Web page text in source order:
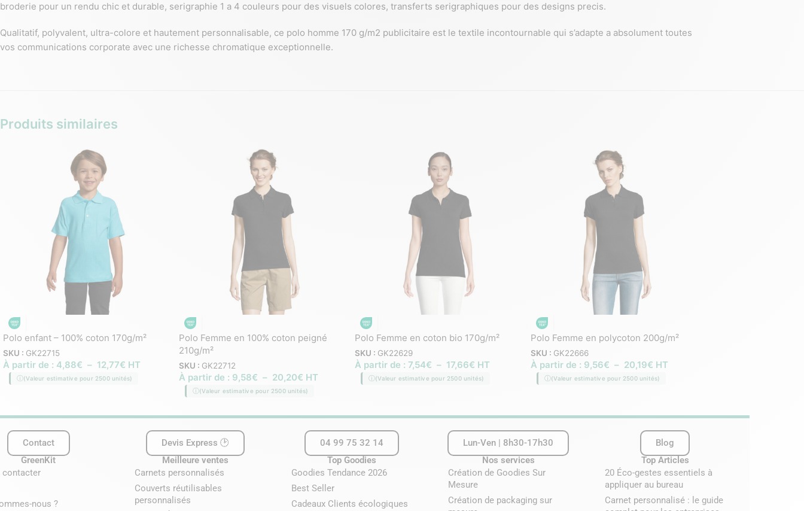
broderie pour un rendu chic et durable, serigraphie 1 a 4 couleurs pour des visuels colores, transferts serigraphiques pour des designs precis.
Qualitatif, polyvalent, ultra-colore et hautement personnalisable, ce polo homme 170 g/m2 publicitaire est le textile incontournable qui s’adapte a absolument toutes
vos communications corporate avec une richesse chromatique exceptionnelle.
Produits similaires
Polo enfant – 100% coton 170g/m²
SKU : GK22715
À partir de : 4,88€ – 12,77€ HT
(Valeur estimative pour 2500 unités)
Polo Femme en 100% coton peigné
210g/m²
SKU : GK22712
À partir de : 9,58€ – 20,20€ HT
(Valeur estimative pour 2500 unités)
Polo Femme en coton bio 170g/m²
SKU : GK22629
À partir de : 7,54€ – 17,66€ HT
(Valeur estimative pour 2500 unités)
Polo Femme en polycoton 200g/m²
SKU : GK22666
À partir de : 9,56€ – 20,19€ HT
(Valeur estimative pour 2500 unités)
Contact
GreenKit
contacter
nous ?
Devis Express 🕑
Meilleure ventes
Carnets personnalisés
Couverts réutilisables
personnalisés
04 99 75 32 14
Top Goodies
Goodies Tendance 2026
Best Seller
Cadeaux Clients écologiques
Lun-Ven | 8h30-17h30
Nos services
Création de Goodies Sur
Mesure
Création de packaging sur
Blog
Top Articles
20 Éco-gestes essentiels à
appliquer au bureau
Carnet personnalisé : le guide